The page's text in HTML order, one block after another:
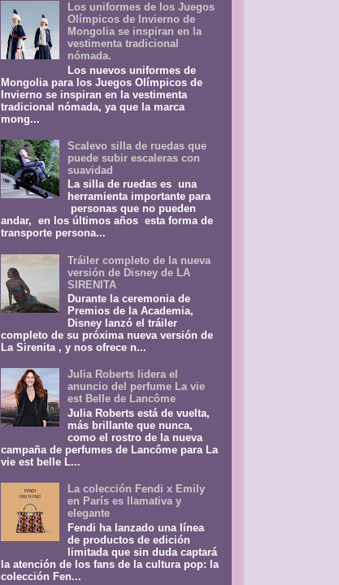
Los uniformes de los Juegos
Olímpicos de Invierno de
Mongolia se inspiran en la
vestimenta tradicional
nómada.
Los nuevos uniformes de
Mongolia para los Juegos Olímpicos de
Invierno se inspiran en la vestimenta
tradicional nómada, ya que la marca
mong...
Scalevo silla de ruedas que
puede subir escaleras con
suavidad
La silla de ruedas es una
herramienta importante para
personas que no pueden
andar, en los últimos años esta forma de
transporte persona...
Tráiler completo de la nueva
versión de Disney de LA
SIRENITA
Durante la ceremonia de
Premios de la Academia,
Disney lanzó el tráiler
completo de su próxima nueva versión de
La Sirenita , y nos ofrece n...
Julia Roberts lidera el
anuncio del perfume La vie
est Belle de Lancôme
Julia Roberts está de vuelta,
más brillante que nunca,
como el rostro de la nueva
campaña de perfumes de Lancôme para La
vie est belle L...
La colección Fendi x Emily
en París es llamativa y
elegante
Fendi ha lanzado una línea
de productos de edición
limitada que sin duda captará
la atención de los fans de la cultura pop: la
colección Fen...